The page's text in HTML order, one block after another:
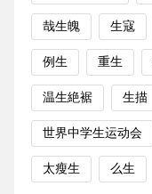
哉生魄 生寇
例生 重生
温生絶裾 生描
世界中学生运动会
太瘦生 么生